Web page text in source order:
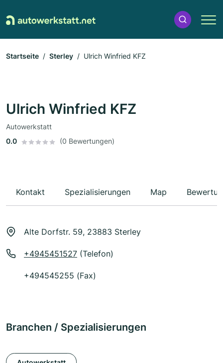
Startseite Sterley Ulrich Winfried KFZ
Ulrich Winfried KFZ
Autowerkstatt
0.0
(0 Bewertungen)
Kontakt Spezialisierungen Map
Alte Dorfstr. 59, 23883 Sterley
+4945451527 (Telefon)
+494545255 (Fax)
Branchen / Spezialisierungen